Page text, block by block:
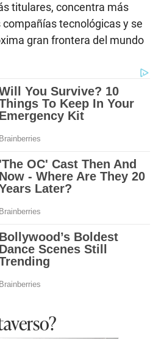
titulares, concentra más
tecnológicas y se
gran frontera del mundo